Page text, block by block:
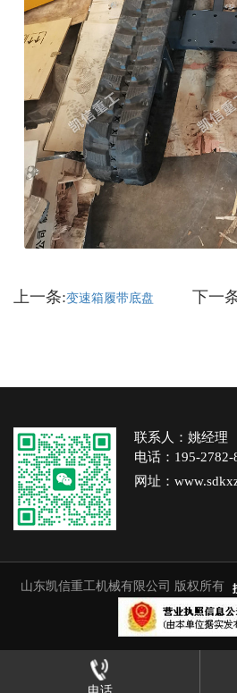
上一条:变速箱履带底盘 下一
联系人：姚经理
电话：195-2782-
网址：
山东凯信重工机械有限公司 版权所有